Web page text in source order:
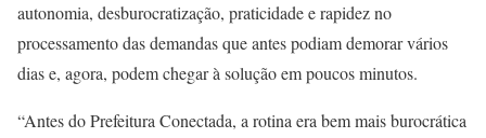
autonomia, desburocratização, praticidade e rapidez no
processamento das demandas que antes podiam demorar vários
dias e, agora, podem chegar à solução em poucos minutos.
“Antes do Prefeitura Conectada, a rotina era bem mais burocrática